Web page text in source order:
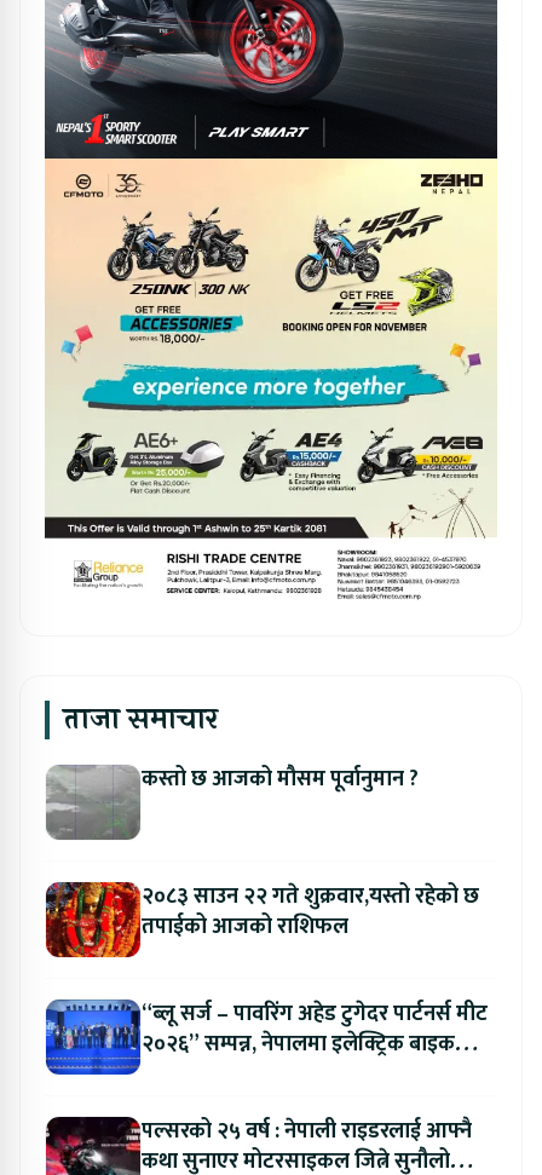
ताजा समाचार
कस्तो छ आजको मौसम पूर्वानुमान ?
२०८३ साउन २२ गते शुक्रवार,यस्तो रहेको छ
तपाईको आजको राशिफल
“ब्लू सर्ज – पावरिंग अहेड टुगेदर पार्टनर्स मीट
२०२६” सम्पन्न, नेपालमा इलेक्ट्रिक बाइक
पल्सरको २५ वर्ष : नेपाली राइडरलाई आफ्नै
कथा सुनाएर मोटरसाइकल जित्ने सुनौलो